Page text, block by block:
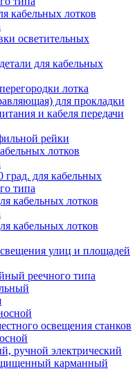
кабельных лотков
осветительных
для кабельных
лотка
для прокладки
и кабеля передачи
рейки
лотков
град. для кабельных
типа
кабельных лотков
кабельных лотков
улиц и площадей
реечного типа
освещения станков
ручной электрический
карманный